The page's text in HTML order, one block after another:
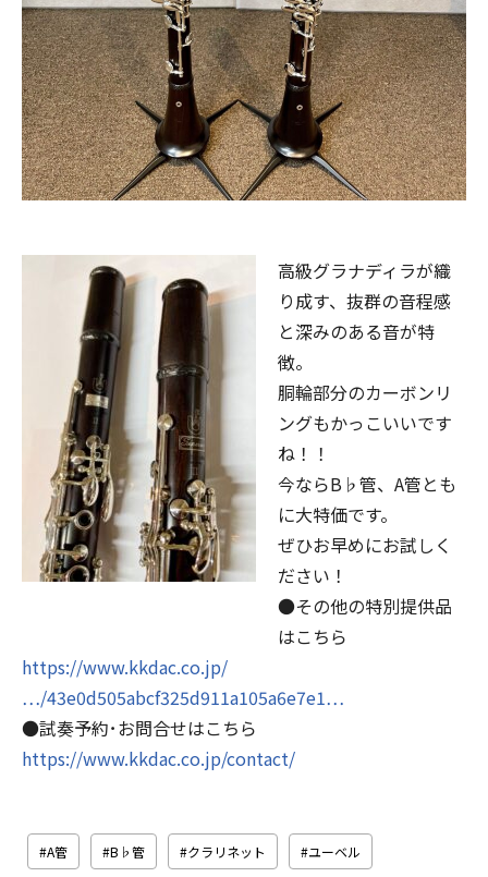
高級グラナディラが織
り成す、抜群の音程感
と深みのある音が特
徴。
胴輪部分のカーボンリ
ングもかっこいいです
ね！！
今ならB♭管、A管とも
に大特価です。
ぜひお早めにお試しく
ださい！
●その他の特別提供品
はこちら
https://www.kkdac.co.jp/
…/43e0d505abcf325d911a105a6e7e1…
●試奏予約･お問合せはこちら
https://www.kkdac.co.jp/contact/
A管 B♭管 クラリネット ユーベル